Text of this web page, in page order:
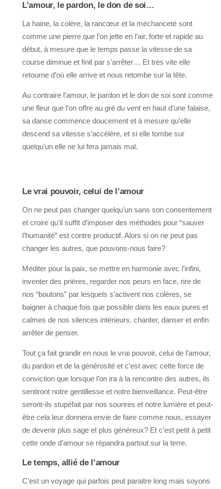
L’amour, le pardon, le don de soi…
La haine, la colère, la rancœur et la méchanceté sont
comme une pierre que l’on jette en l’air, forte et rapide au
début, à mesure que le temps passe la vitesse de sa
course diminue et finit par s’arrêter… Et très vite elle
retourne d’où elle arrive et nous retombe sur la tête.
Au contraire l’amour, le pardon et le don de soi sont comme
une fleur que l’on offre au gré du vent en haut d’une falaise,
sa danse commence doucement et à mesure qu’elle
descend sa vitesse s’accélère, et si elle tombe sur
quelqu’un elle ne lui fera jamais mal.
Le vrai pouvoir, celui de l’amour
On ne peut pas changer quelqu’un sans son consentement
et croire qu’il suffit d’imposer des méthodes pour “sauver
l’humanité” est contre productif. Alors si on ne peut pas
changer les autres, que pouvons-nous faire?
Méditer pour la paix, se mettre en harmonie avec l’infini,
inventer des prières, regarder nos peurs en face, rire de
nos “boutons” par lesquels s’activent nos colères, se
baigner à chaque fois que possible dans les eaux pures et
calmes de nos silences intérieurs, chanter, danser et enfin
arrêter de penser.
Tout ça fait grandir en nous le vrai pouvoir, celui de l’amour,
du pardon et de la générosité et c’est avec cette force de
conviction que lorsque l’on ira à la rencontre des autres, ils
sentiront notre gentillesse et notre bienveillance. Peut-être
seront-ils stupéfait par nos sourires et notre lumière et peut-
être cela leur donnera envie de faire comme nous, essayer
de devenir plus sage et plus généreux? Et c’est petit à petit
cette onde d’amour se répandra partout sur la terre.
Le temps, allié de l’amour
C’est un voyage qui parfois peut paraitre long mais soyons